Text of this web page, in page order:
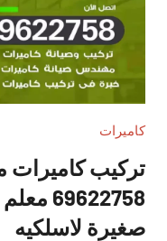
كاميرات
تركيب كاميرات
صغيرة لاسلكيه